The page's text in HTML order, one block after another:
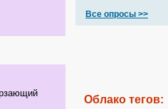
Все опросы >>
Облако тегов: